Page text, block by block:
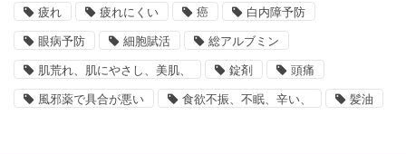
疲れ 疲れにくい 癌 白内障予防
眼病予防 細胞賦活 総アルブミン
肌荒れ、肌にやさし、美肌、 錠剤 頭痛
風邪薬で具合が悪い 食欲不振、不眠、辛い、 髪油